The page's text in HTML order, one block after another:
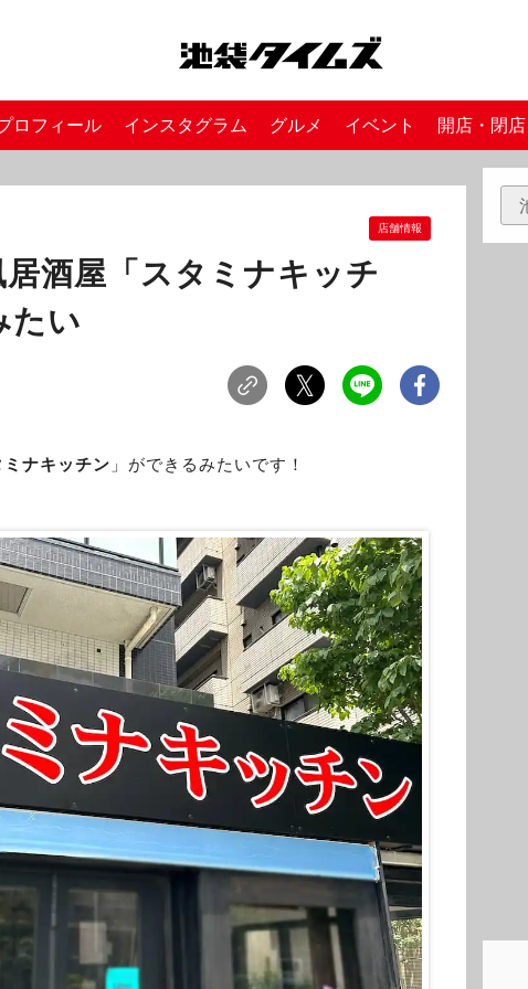
ロフィール インスタグラム グルメ イベント 開店・閉店
店舗情報
居酒屋「スタミナキッチ
たい
ミナキッチン 」ができるみたいです！